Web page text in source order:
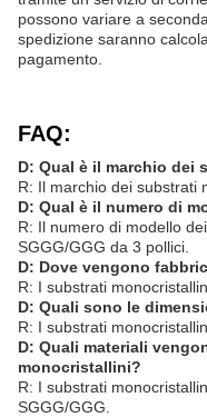
possono variare a
spedizione saranno
pagamento.
FAQ:
D: Qual è il marchio dei
R: Il marchio dei substrati
D: Qual è il numero di
R: Il numero di modello
SGGG/GGG da 3 pollici.
D: Dove vengono
R: I substrati
D: Quali sono le
R: I substrati
D: Quali materiali
monocristallini?
R: I substrati
SGGG/GGG.